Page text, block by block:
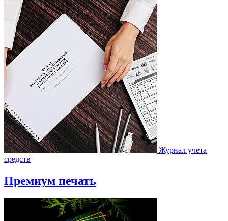
Журнал учета
средств
Премиум печать